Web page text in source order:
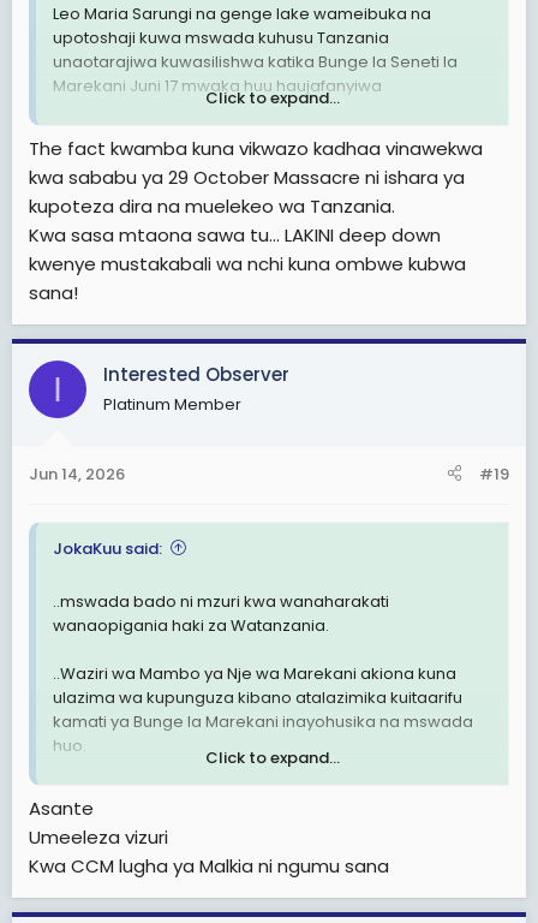
Leo Maria Sarungi na genge lake wameibuka na
upotoshaji kuwa mswada kuhusu Tanzania
unaotarajiwa kuwasilishwa katika Bunge la Seneti la
Marekani Juni 17 mwaka huu haujafanyiwa
Ukweli ni kwamba, kama ambavyo viambatanisho
kadhaa vitathibitisha, mabadiliko yamefanyika. Tafsiri
ya mabadiliko haya ni kwamba Marekani, kinyume cha
matarajio ya maadui wa Tanzania (akina Maria),
imeonesha kuwa haina nia ya kuitenga Tanzania bali
inataka kuendelea kushirikiana nayo kwa maslahi ya
pamoja.
Viambatanisho vya kilichofanyika na ulinganisho kati ya
mswada wa awali na wa sasa ni kama ifuatavyo:
KUONDOA ZUIO (WAIVER) Katika muswada wa awali,
hakukuwa na kipengele hiki cha kuondoa zuio.
Muswada wa sasa unairuhusu Serikali ya Marekani
ya watu binafsi au Serikali ya Tanzania, pale ambapo
kufanya hivyo kunalinda maslahi ya Marekani. Hii
View attachment 3606557View attachment
3606560 View attachment 3606561
Click to expand...
The fact kwamba kuna vikwazo kadhaa vinawekwa
kwa sababu ya 29 October Massacre ni ishara ya
kupoteza dira na muelekeo wa Tanzania.
Kwa sasa mtaona sawa tu... LAKINI deep down
kwenye mustakabali wa nchi kuna ombwe kubwa
sana!
I Interested Observer
Platinum Member
Jun 14, 2026 #19
JokaKuu said:
..mswada bado ni mzuri kwa wanaharakati
wanaopigania haki za Watanzania.
..Waziri wa Mambo ya Nje wa Marekani akiona kuna
ulazima wa kupunguza kibano atalazimika kuitaarifu
kamati ya Bunge la Marekani inayohusika na mswada
huo.
havituathiri wananchi wa kawaida bali vinawapiga
maofisa wa serikali wanaohusika na uminywaji wa HAKI.
Click to expand...
Asante
Umeeleza vizuri
Kwa CCM lugha ya Malkia ni ngumu sana